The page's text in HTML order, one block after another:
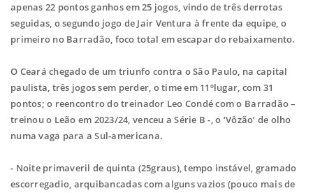
apenas 22 pontosganhos em 25 jogos, vindo de três derrotas
seguidas, o segundo jogo de Jair Ventura àfrente da equipe, o
primeiro no Barradão, foco total em escapar do rebaixamento.
O Ceará chegado de um triunfo contra o São Paulo, na capital
paulista, três jogos sem perder, o time em 11ºlugar, com 31
pontos; o reencontro do treinador Leo Condé como Barradão –
treinou o Leão em 2023/24, venceu a Série B -, o ‘Vôzão’ de olho
numavaga para a Sul-americana.
- Noite primaveril de quinta (25graus), tempo instável, gramado
escorregadio, arquibancadas com alguns vazios (pouco mais de